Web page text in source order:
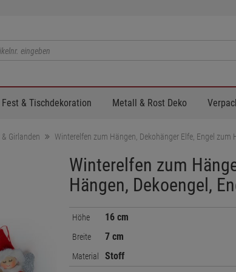
Fest & Tischdekoration Metall & Rost Deko
Girlanden Winterelfen zum Hängen, Dekohänger Elfe, Engel
Winterelfen zum
Hängen, Dekoengel,
Höhe 16 cm
Breite 7 cm
Material Stoff